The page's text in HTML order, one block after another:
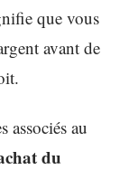
que vous
avant de
associés au
du